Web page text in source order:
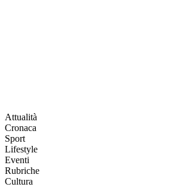
Attualità
Cronaca
Sport
Lifestyle
Eventi
Rubriche
Cultura